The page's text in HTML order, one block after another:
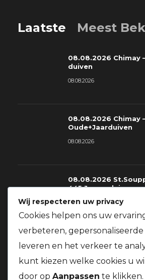
Laatste Meest
08.08.2026 Chimay
duiven
08.08.2026
08.08.2026 Chimay
Oude+Jaarduiven
08.08.2026
08.08.2026
445 Jonge duiven
08.08.2026
Oude+Jaarduiven
08.08.2026
Wij respecteren uw privacy
Cookies helpen ons uw
verbeteren,
leveren en het verkeer te
kunt kiezen welke cookies u
door op Aanpassen te klikken.